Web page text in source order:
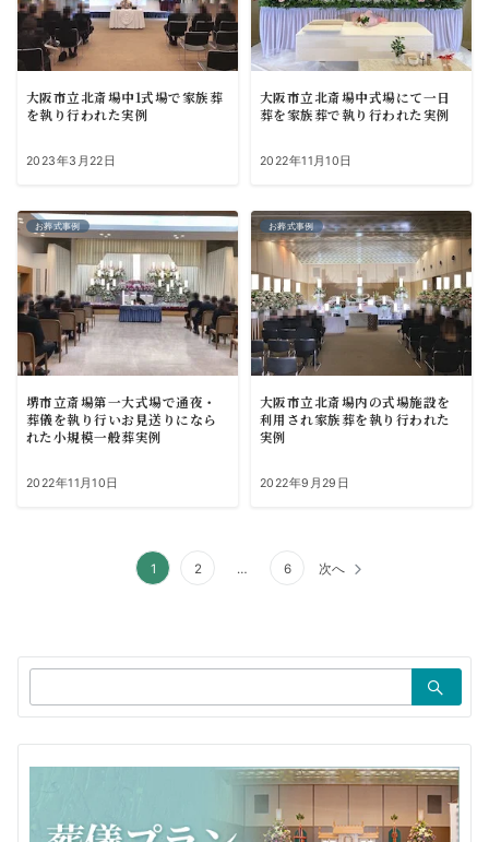
大阪市立北斎場中1式場で家族葬
を執り行われた実例
2023年3月22日
大阪市立北斎場中式場にて一日
葬を家族葬で執り行われた実例
2022年11月10日
お葬式事例
堺市立斎場第一大式場で通夜・
葬儀を執り行いお見送りになら
れた小規模一般葬実例
2022年11月10日
お葬式事例
大阪市立北斎場内の式場施設を
利用され家族葬を執り行われた
実例
2022年9月29日
ペ
ー
ジ
1 2 … 6 次へ
索：